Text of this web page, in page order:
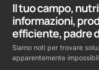
Il tuo campo,
informazioni,
efficiente, padre
Siamo noti per trovare
apparentemente